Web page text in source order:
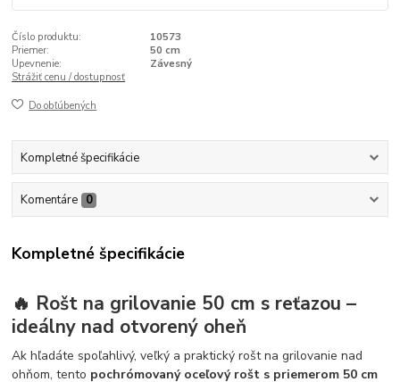
Číslo produktu:
10573
Priemer:
50 cm
Upevnenie:
Závesný
Strážiť cenu / dostupnosť
Do obľúbených
Kompletné špecifikácie
Komentáre 0
Kompletné špecifikácie
🔥 Rošt na grilovanie 50 cm s reťazou –
ideálny nad otvorený oheň
Ak hľadáte spoľahlivý, veľký a praktický rošt na grilovanie nad
ohňom, tento pochrómovaný oceľový rošt s priemerom 50 cm